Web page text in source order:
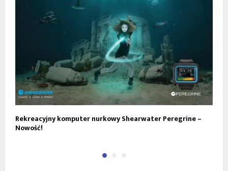
Rekreacyjny komputer nurkowy Shearwater Peregrine –
Nowość!